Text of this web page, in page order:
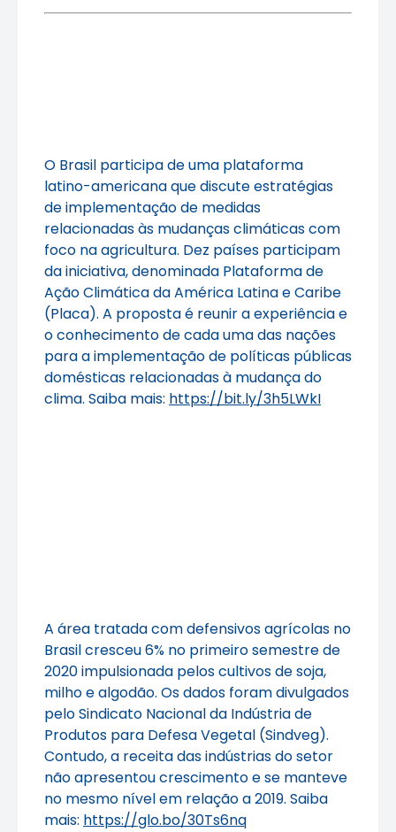
O Brasil participa de uma plataforma
latino-americana que discute estratégias
de implementação de medidas
relacionadas às mudanças climáticas com
foco na agricultura. Dez países participam
da iniciativa, denominada Plataforma de
Ação Climática da América Latina e Caribe
(Placa). A proposta é reunir a experiência e
o conhecimento de cada uma das nações
para a implementação de políticas públicas
domésticas relacionadas à mudança do
clima. Saiba mais: https://bit.ly/3h5LWkI
A área tratada com defensivos agrícolas no
Brasil cresceu 6% no primeiro semestre de
2020 impulsionada pelos cultivos de soja,
milho e algodão. Os dados foram divulgados
pelo Sindicato Nacional da Indústria de
Produtos para Defesa Vegetal (Sindveg).
Contudo, a receita das indústrias do setor
não apresentou crescimento e se manteve
no mesmo nível em relação a 2019. Saiba
mais: https://glo.bo/30Ts6nq